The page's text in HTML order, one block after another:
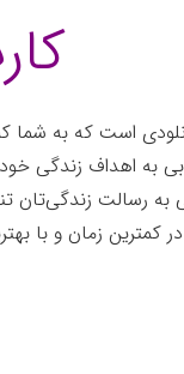
است که به شما
به اهداف زندگی
به رسالت زندگی‌تان
کمترین زمان و با